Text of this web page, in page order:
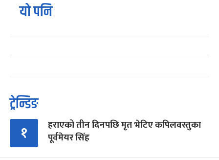
यो पनि
ट्रेन्डिङ
१
हराएको तीन दिनपछि मृत भेटिए कपिलवस्तुका
पूर्वमेयर सिंह